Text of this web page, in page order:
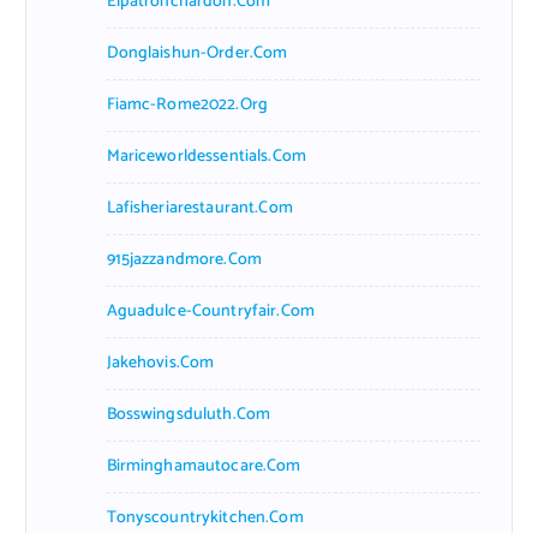
Donglaishun-Order.com
Fiamc-Rome2022.org
Mariceworldessentials.com
Lafisheriarestaurant.com
915jazzandmore.com
Aguadulce-Countryfair.com
Jakehovis.com
Bosswingsduluth.com
Birminghamautocare.com
Tonyscountrykitchen.com